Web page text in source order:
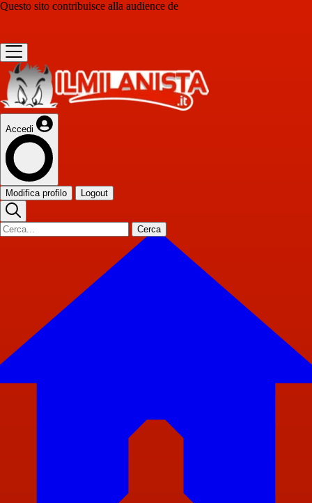
Questo sito contribuisce alla audience de
Accedi
Modifica profilo Logout
Cerca